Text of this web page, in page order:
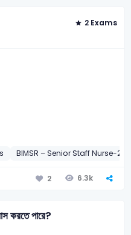
2 Exams
BIMSR – Senior Staff Nurse-
2 6.3k
করতে পারে?